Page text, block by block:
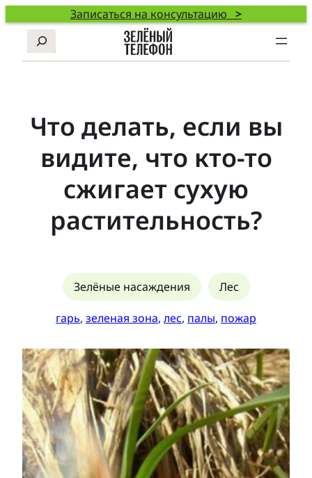
Записаться на консультацию >
Поиск
Что делать, если вы
видите, что кто-то
сжигает сухую
растительность?
Зелёные насаждения Лес
гарь, зеленая зона, лес, палы, пожар